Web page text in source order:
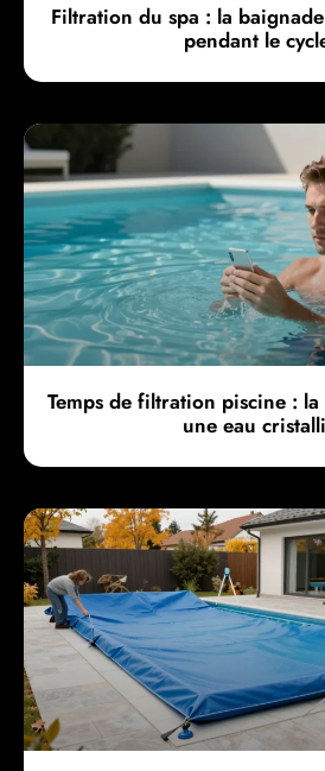
Filtration du spa : la
pendant le
Temps de filtration piscine :
une eau